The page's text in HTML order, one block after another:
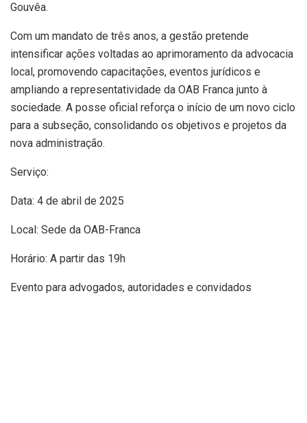
Gouvêa.
Com um mandato de três anos, a gestão pretende
intensificar ações voltadas ao aprimoramento da advocacia
local, promovendo capacitações, eventos jurídicos e
ampliando a representatividade da OAB Franca junto à
sociedade. A posse oficial reforça o início de um novo ciclo
para a subseção, consolidando os objetivos e projetos da
nova administração.
Serviço:
Data: 4 de abril de 2025
Local: Sede da OAB-Franca
Horário: A partir das 19h
Evento para advogados, autoridades e convidados